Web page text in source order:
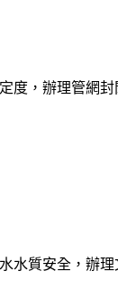
度，辦理管網
水質安全，辦